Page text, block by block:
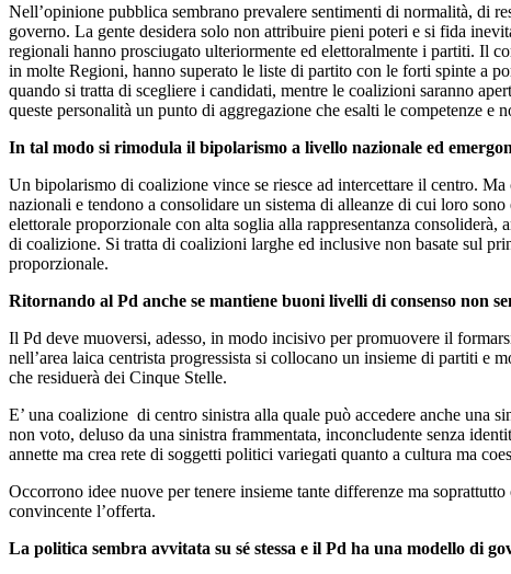
Nell’opinione pubblica sembrano prevalere sentimenti di normalità, di
governo. La gente desidera solo non attribuire pieni poteri e si fida
regionali hanno prosciugato ulteriormente ed elettoralmente i partiti. Il
in molte Regioni, hanno superato le liste di partito con le forti spinte a
quando si tratta di scegliere i candidati, mentre le coalizioni saranno
queste personalità un punto di aggregazione che esalti le competenze e
In tal modo si rimodula il bipolarismo a livello nazionale ed
Un bipolarismo di coalizione vince se riesce ad intercettare il centro.
nazionali e tendono a consolidare un sistema di alleanze di cui loro
elettorale proporzionale con alta soglia alla rappresentanza
di coalizione. Si tratta di coalizioni larghe ed inclusive non basate sul
proporzionale.
Ritornando al Pd anche se mantiene buoni livelli di consenso non
Il Pd deve muoversi, adesso, in modo incisivo per promuovere il
nell’area laica centrista progressista si collocano un insieme di partiti e
che residuerà dei Cinque Stelle.
E’ una coalizione di centro sinistra alla quale può accedere anche una
non voto, deluso da una sinistra frammentata, inconcludente senza
annette ma crea rete di soggetti politici variegati quanto a cultura ma
Occorrono idee nuove per tenere insieme tante differenze ma
convincente l’offerta.
La politica sembra avvitata su sé stessa e il Pd ha una modello di